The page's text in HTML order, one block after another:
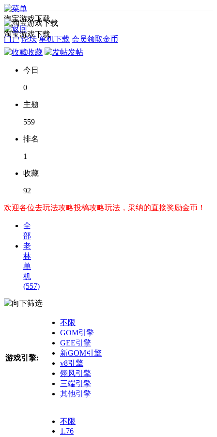
淘宝游戏下载
门户 论坛 单机下载 会员领取金币
淘宝游戏下载
收藏 发帖
今日
0
主题
559
排名
1
收藏
92
欢迎各位去玩法攻略投稿攻略玩法，采纳的直接奖励金币！
全
部
老
林
单
机
(557)
筛选
游戏引擎:
不限
GOM引擎
GEE引擎
新GOM引擎
v8引擎
翎风引擎
三端引擎
其他引擎
不限
1.76